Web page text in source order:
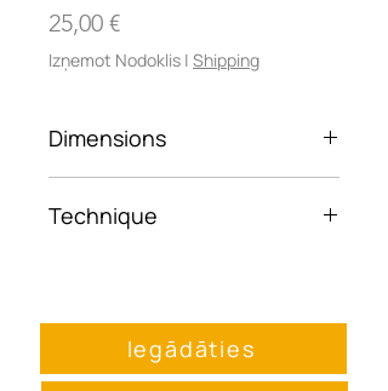
25,00 €Cena
Izņemot Nodoklis | Shipping
Dimensions
Technique
Iegādāties